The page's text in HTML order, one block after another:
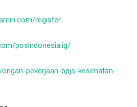
register
posindonesia.ig/
pekerjaan-bpjs-kesehatan-